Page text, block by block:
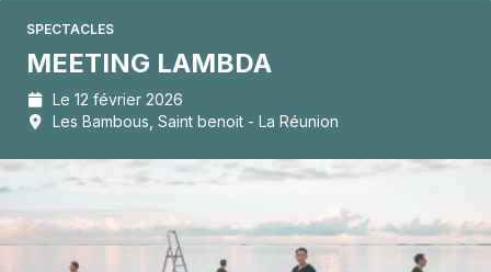
SPECTACLES
MEETING LAMBDA
Le 12 février 2026
Les Bambous, Saint benoit - La Réunion